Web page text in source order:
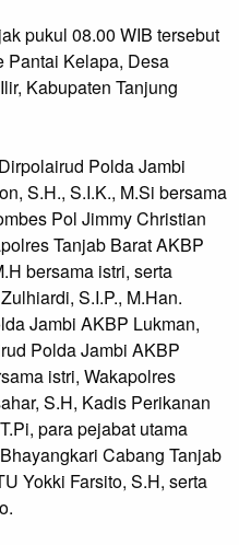
pukul 08.00 WIB tersebut
Pantai Kelapa, Desa
Kabupaten Tanjung
Polda Jambi
S.H., S.I.K., M.Si bersama
Pol Jimmy Christian
Tanjab Barat AKBP
bersama istri, serta
S.I.P., M.Han.
Jambi AKBP Lukman,
Polda Jambi AKBP
istri, Wakapolres
S.H, Kadis Perikanan
para pejabat utama
Cabang Tanjab
Yokki Farsito, S.H, serta